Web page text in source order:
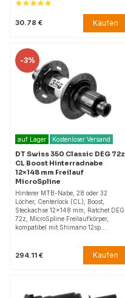
30.78 € Kaufen
-3%
auf Lager Kostenloser Versand
DT Swiss 350 Classic DEG 72z
CL Boost Hinterradnabe
12×148 mm Freilauf
MicroSpline
Hinterer MTB-Nabe, 28 oder 32
Löcher, Centerlock (CL), Boost,
Steckachse 12×148 mm, Ratchet DEG
72z, MicroSpline Freilaufkörper,
kompatibel mit Shimano 12sp.…
294.11 € Kaufen